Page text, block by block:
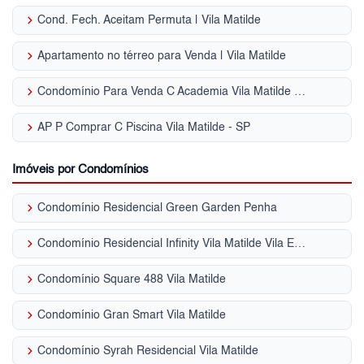
keyboard_arrow_right Cond. Fech. Aceitam Permuta | Vila Matilde
keyboard_arrow_right Apartamento no térreo para Venda | Vila Matilde
keyboard_arrow_right Condomínio Para Venda C Academia Vila Matilde - SP
keyboard_arrow_right AP P Comprar C Piscina Vila Matilde - SP
Imóveis por Condomínios
keyboard_arrow_right Condomínio Residencial Green Garden Penha
keyboard_arrow_right Condomínio Residencial Infinity Vila Matilde Vila Esperança
keyboard_arrow_right Condomínio Square 488 Vila Matilde
keyboard_arrow_right Condomínio Gran Smart Vila Matilde
keyboard_arrow_right Condomínio Syrah Residencial Vila Matilde